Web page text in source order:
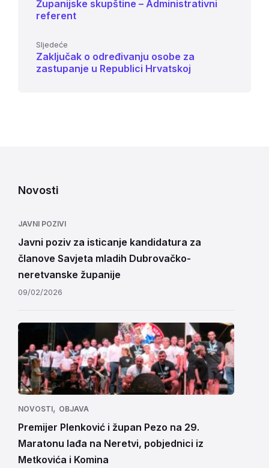
Županijske skupštine – Administrativni
referent
Sljedeće
Zaključak o određivanju osobe za
zastupanje u Republici Hrvatskoj
Novosti
JAVNI POZIVI
Javni poziv za isticanje kandidatura za
članove Savjeta mladih Dubrovačko-
neretvanske županije
09/02/2026
NOVOSTI, OBJAVA
Premijer Plenković i župan Pezo na 29.
Maratonu lađa na Neretvi, pobjednici iz
Metkovića i Komina